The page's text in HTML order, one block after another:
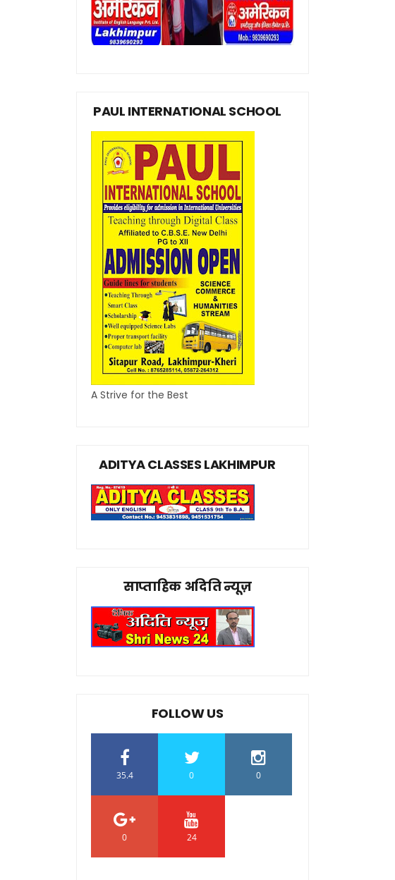
PAUL INTERNATIONAL SCHOOL
A Strive for the Best
ADITYA CLASSES LAKHIMPUR
साप्ताहिक अदिति न्यूज़
FOLLOW US
35.4 0 0
0 24